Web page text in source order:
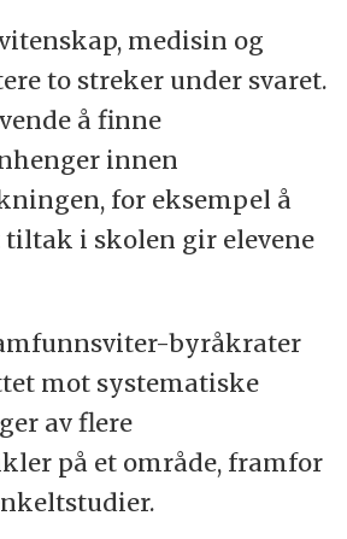
medisin og
to streker under svaret.
å finne
innen
for eksempel å
tiltak i skolen gir elevene
byråkrater
mot systematiske
av flere
på et område, framfor